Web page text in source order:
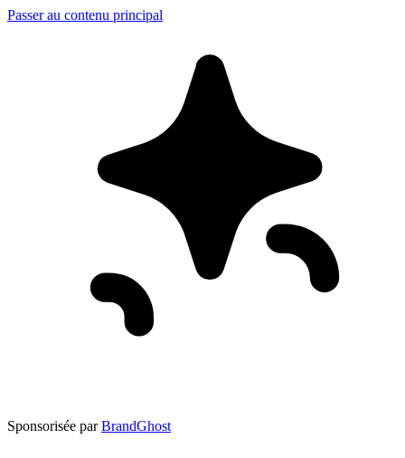
Passer au contenu principal
Sponsorisée par BrandGhost